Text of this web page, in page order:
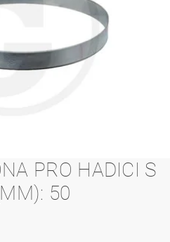
PRO HADICI S
50